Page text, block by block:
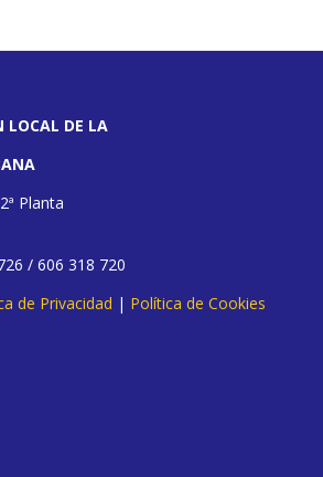
LOCAL DE LA
Planta
/ 606 318 720
de Privacidad | Política de Cookies